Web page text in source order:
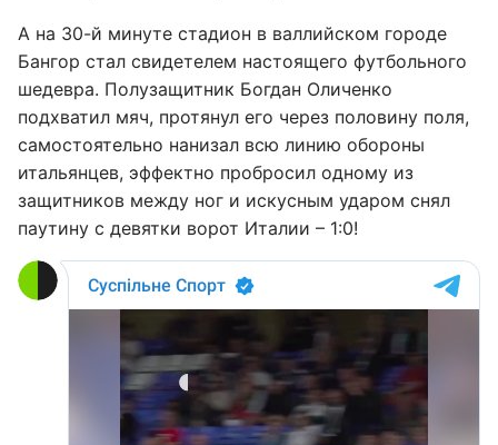
А на 30-й минуте стадион в валлийском городе
Бангор стал свидетелем настоящего футбольного
шедевра. Полузащитник Богдан Оличенко
подхватил мяч, протянул его через половину поля,
самостоятельно нанизал всю линию обороны
итальянцев, эффектно пробросил одному из
защитников между ног и искусным ударом снял
паутину с девятки ворот Италии – 1:0!